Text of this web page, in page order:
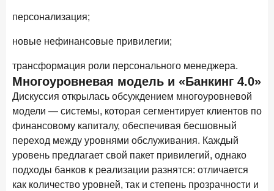
персонализация;
новые нефинансовые привилегии;
трансформация роли персонального менеджера.
Многоуровневая модель и «Банкинг 4.0»
Дискуссия открылась обсуждением многоуровневой
модели — системы, которая сегментирует клиентов по
финансовому капиталу, обеспечивая бесшовный
переход между уровнями обслуживания. Каждый
уровень предлагает свой пакет привилегий, однако
подходы банков к реализации разнятся: отличается
как количество уровней, так и степень прозрачности и